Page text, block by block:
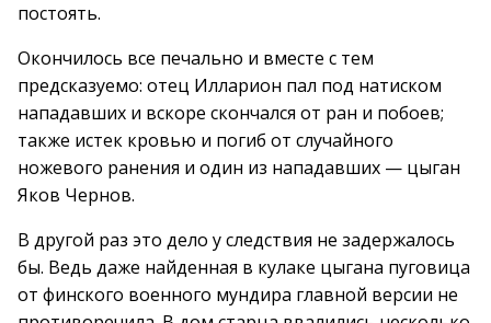
постоять.
Окончилось все печально и вместе с тем
предсказуемо: отец Илларион пал под натиском
нападавших и вскоре скончался от ран и побоев;
также истек кровью и погиб от случайного
ножевого ранения и один из нападавших — цыган
Яков Чернов.
В другой раз это дело у следствия не задержалось
бы. Ведь даже найденная в кулаке цыгана пуговица
от финского военного мундира главной версии не